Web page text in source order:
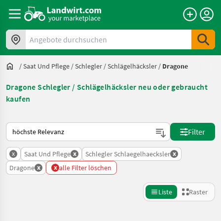
Angebote durchsuchen
/Saat Und Pflege /Schlegler / Schlägelhäcksler / Dragone
Dragone Schlegler / Schlägelhäcksler neu oder gebraucht
kaufen
So wird auf Landwirt.com sortiert
Filter
x Saat Und Pflege x Schlegler Schlaegelhaecksler x
Dragone x x alle Filter löschen
Liste Raster